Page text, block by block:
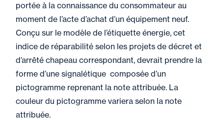
portée à la connaissance du consommateur au
moment de l’acte d’achat d’un équipement neuf.
Conçu sur le modèle de l’étiquette énergie, cet
indice de réparabilité selon les projets de décret et
d’arrêté chapeau correspondant, devrait prendre la
forme d’une signalétique composée d’un
pictogramme reprenant la note attribuée. La
couleur du pictogramme variera selon la note
attribuée.